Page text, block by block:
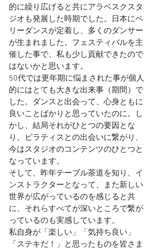
的に繰り広げると共にアラベスクスタ
ジオも発展した時期でした。日本にベ
リーダンスが定着し、多くのダンサー
が生まれました。フェスティバルを主
催した事で、私も少し貢献できたので
はないかと思います。
50代では更年期に悩まされた事が個人
的にはとても大きな出来事（期間）で
した。ダンスと出会って、心身ともに
良いことばかりと思っていたのに。し
かし、結局それがひとつの要因とな
り、ピラティスとの出会いに繋がり、
今はスタジオのコンテンツのひとつと
なっています。
そして、昨年テーブル茶道を知り、イ
ンストラクターとなって、また新しい
世界が広がっているのを感じると共
に、それらすべてが深いところで繋が
っているのも実感しています。
私自身が「楽しい」「気持ち良い」
「ステキだ！」と思ったものを皆さま